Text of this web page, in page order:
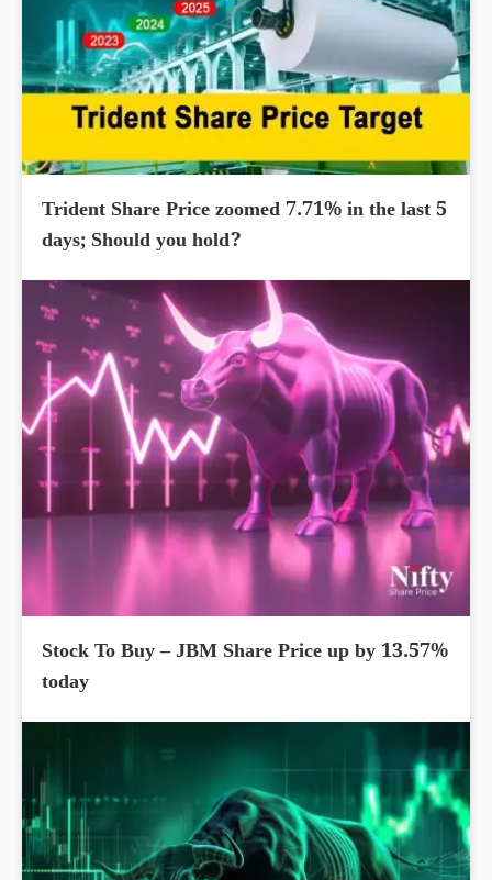
Trident Share Price zoomed 7.71% in the last 5
days; Should you hold?
Stock To Buy – JBM Share Price up by 13.57%
today